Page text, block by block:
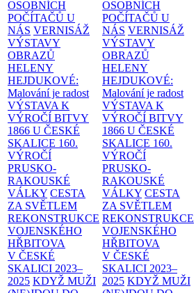
OSOBNÍCH
POČÍTAČŮ U
NÁS VERNISÁŽ
VÝSTAVY
OBRAZŮ
HELENY
HEJDUKOVÉ:
Malování je radost
VÝSTAVA K
VÝROČÍ BITVY
1866 U ČESKÉ
SKALICE 160.
VÝROČÍ
PRUSKO-
RAKOUSKÉ
VÁLKY CESTA
ZA SVĚTLEM
REKONSTRUKCE
VOJENSKÉHO
HŘBITOVA
V ČESKÉ
SKALICI 2023–
2025 KDYŽ MUŽI
OSOBNÍCH
POČÍTAČŮ U
NÁS VERNISÁŽ
VÝSTAVY
OBRAZŮ
HELENY
HEJDUKOVÉ:
Malování je radost
VÝSTAVA K
VÝROČÍ BITVY
1866 U ČESKÉ
SKALICE 160.
VÝROČÍ
PRUSKO-
RAKOUSKÉ
VÁLKY CESTA
ZA SVĚTLEM
REKONSTRUKCE
VOJENSKÉHO
HŘBITOVA
V ČESKÉ
SKALICI 2023–
2025 KDYŽ MUŽI